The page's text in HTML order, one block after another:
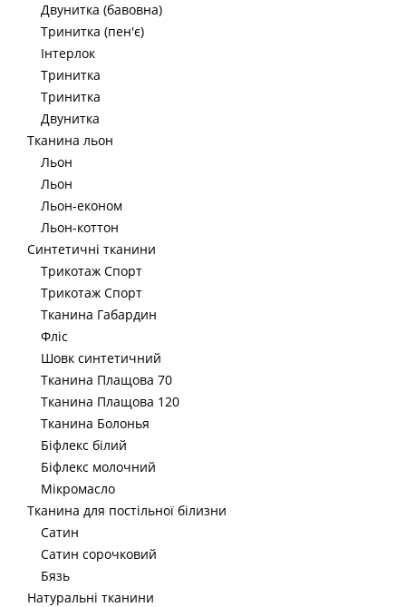
Двунитка (бавовна)
Тринитка (пен'є)
Інтерлок
Тринитка
Тринитка
Двунитка
Тканина льон
Льон
Льон
Льон-економ
Льон-коттон
Синтетичні тканини
Трикотаж Спорт
Трикотаж Спорт
Тканина Габардин
Фліс
Шовк синтетичний
Тканина Плащова 70
Тканина Плащова 120
Тканина Болонья
Біфлекс білий
Біфлекс молочний
Мікромасло
Тканина для постільної білизни
Сатин
Сатин сорочковий
Бязь
Натуральні тканини